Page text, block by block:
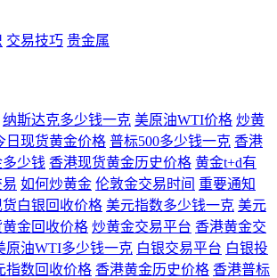
交易技巧 贵金属
纳斯达克多少钱一克 美原油WTI价格 炒黄
日现货黄金价格 普标500多少钱一克 香港
少钱 香港现货黄金历史价格 黄金t+d有
如何炒黄金 伦敦金交易时间 重要通知
货白银回收价格 美元指数多少钱一克 美元
金回收价格 炒黄金交易平台 香港黄金交
原油WTI多少钱一克 白银交易平台 白银投
指数回收价格 香港黄金历史价格 香港普标